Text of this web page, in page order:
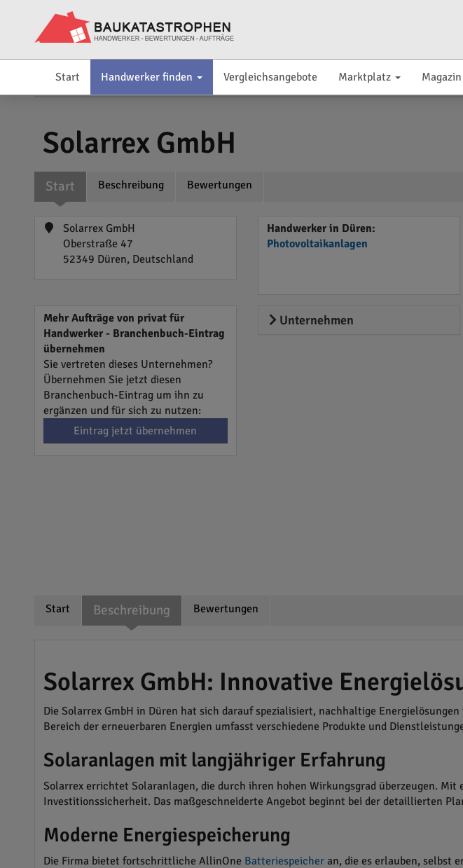
Start Handwerker finden Vergleichsangebote Marktplatz Magazin
Solarrex GmbH
Start Beschreibung Bewertungen
Solarrex GmbH
Oberstraße 47
52349 Düren, Deutschland
Handwerker in Düren:
Photovoltaikanlagen
Mehr Aufträge von privat für
Handwerker - Branchenbuch-Eintrag
übernehmen
Sie vertreten dieses Unternehmen?
Übernehmen Sie jetzt diesen
Branchenbuch-Eintrag um ihn zu
ergänzen und für sich zu nutzen:
Eintrag jetzt übernehmen
Unternehmen
Start Beschreibung Bewertungen
Solarrex GmbH: Innovative
Die Solarrex GmbH in Düren hat sich darauf spezialisiert, nachhaltige
Bereich der erneuerbaren Energien umfasst verschiedene Produkte und
Solaranlagen mit langjähriger Erfahrung
Solarrex errichtet Solaranlagen, die durch ihren hohen Wirkungsgrad überzeugen.
Investitionssicherheit. Das maßgeschneiderte Angebot beginnt bei der detaillierten
Moderne Energiespeicherung
Die Firma bietet fortschrittliche AllinOne Batteriespeicheran, die es erlauben, selbst